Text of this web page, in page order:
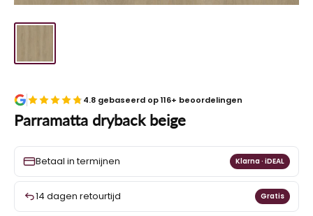
4.8 gebaseerd op 116+ beoordelingen
Parramatta dryback beige
Betaal in termijnen Klarna · iDEAL
14 dagen retourtijd Gratis